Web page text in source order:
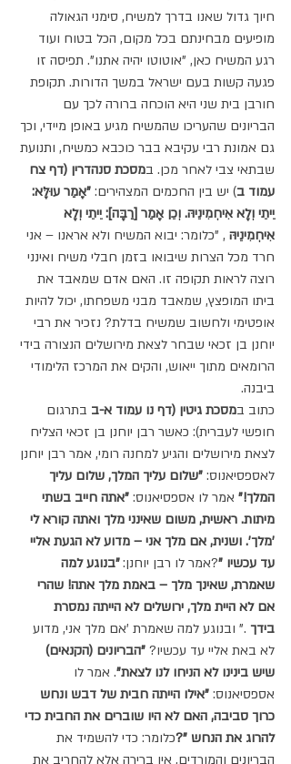
חיוך גדול שאנו בדרך למשיח, סימני הגאולה
מופיעים מבחינתם בכל מקום, הכל בטוח ועוד
רגע המשיח כאן, "אוטוטו יהיה אתנו". תפיסה זו
פגעה קשות בעם ישראל במשך הדורות. תקופת
חורבן בית שני היא הוכחה ברורה לכך עם
הבריונים שהעריכו שהמשיח מגיע באופן מיידי, וכך
גם אמונת רבי עקיבא בבר כוכבא כמשיח, ותנועת
שבתאי צבי לאחר מכן. במסכת סנהדרין (דף צח
עמוד ב) יש בין החכמים המצהירים: "אָמַר עוּלָּא:
יֵיתֵי וְלָא אִיחְמִינֵיהּ. וְכֵן אָמַר [רַבָּה]: יֵיתֵי וְלָא
אִיחְמִינֵיהּ , "כלומר: יבוא המשיח ולא אראנו – אני
חרד מכל הצרות שיבואו בזמן חבלי משיח ואינני
רוצה לראות תקופה זו. האם אדם שמאבד את
ביתו המופצץ, שמאבד מבני משפחתו, יכול להיות
אופטימי ולחשוב שמשיח בדלת? נזכיר את רבי
יוחנן בן זכאי שבחר לצאת מירושלים הנצורה בידי
הרומאים מתוך ייאוש, והקים את המרכז הלימודי
ביבנה.
כתוב במסכת גיטין (דף נו עמוד א-ב בתרגום
חופשי לעברית): כאשר רבן יוחנן בן זכאי הצליח
לצאת מירושלים והגיע למחנה רומי, אמר רבן יוחנן
לאספסיאנוס: "שלום עליך המלך, שלום עליך
המלך!" אמר לו אספסיאנוס: "אתה חייב בשתי
מיתות. ראשית, משום שאינני מלך ואתה קורא לי
'מלך'. ושנית, אם מלך אני – מדוע לא הגעת אליי
עד עכשיו "?אמר לו רבן יוחנן: "בנוגע למה
שאמרת, שאינך מלך – באמת מלך אתה! שהרי
אם לא היית מלך, ירושלים לא הייתה נמסרת
בידך ." ובנוגע למה שאמרת 'אם מלך אני, מדוע
לא באת אליי עד עכשיו? "הבריונים (הקנאים)
שיש בינינו לא הניחו לנו לצאת". אמר לו
אספסיאנוס: "אילו הייתה חבית של דבש ונחש
כרוך סביבה, האם לא היו שוברים את החבית כדי
להרוג את הנחש "?כלומר: כדי להשמיד את
הבריונים והמורדים, אין ברירה אלא להחריב את